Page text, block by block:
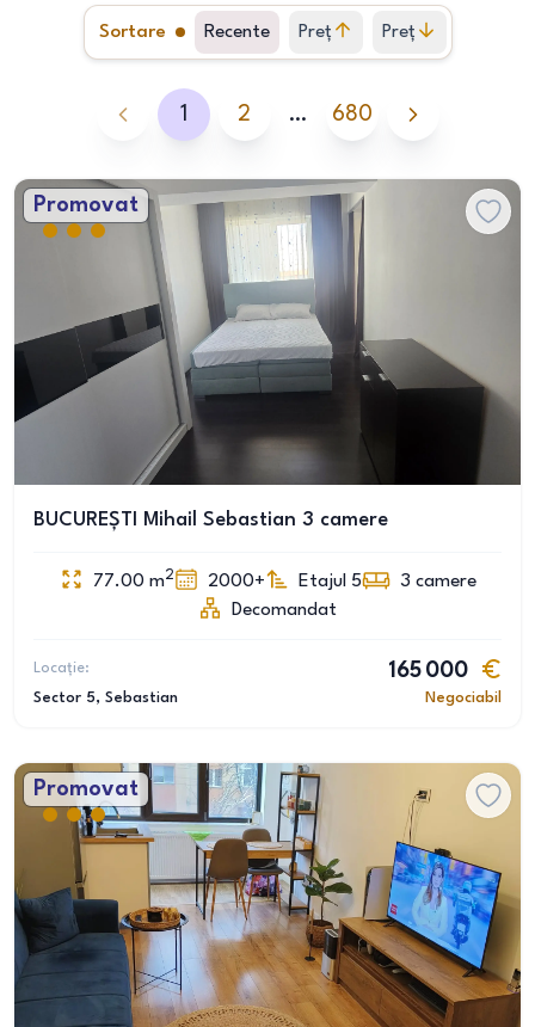
Sortare Recente Preț
crescător
Preț
descrescător
1 2 … 680
Promovat
BUCUREȘTI Mihail Sebastian 3 camere
77.00 m2 2000+ Etajul 5 3 camere
Decomandat
Locație:
Sector 5, Sebastian
165 000
Negociabil
Promovat